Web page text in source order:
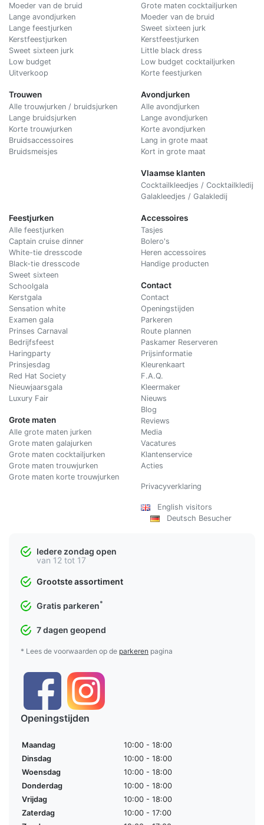
Moeder van de bruid
Lange avondjurken
Lange feestjurken
Kerstfeestjurken
Sweet sixteen jurk
Low budget
Uitverkoop
Trouwen
Alle trouwjurken / bruidsjurken
Lange bruidsjurken
Korte trouwjurken
Bruidsaccessoires
Bruidsmeisjes
Grote maten cocktailjurken
Moeder van de bruid
Sweet sixteen jurk
Kerstfeestjurken
Little black dress
Low budget cocktailjurken
Korte feestjurken
Avondjurken
Alle avondjurken
Lange avondjurken
Korte avondjurken
Lang in grote maat
Kort in grote maat
Vlaamse klanten
Cocktailkleedjes / Cocktailkledij
Galakleedjes / Galakledij
Feestjurken
Alle feestjurken
Captain cruise dinner
White-tie dresscode
Black-tie dresscode
Sweet sixteen
Schoolgala
Kerstgala
Sensation white
Examen gala
Prinses Carnaval
Bedrijfsfeest
Haringparty
Prinsjesdag
Red Hat Society
Nieuwjaarsgala
Luxury Fair
Grote maten
Alle grote maten jurken
Grote maten galajurken
Grote maten cocktailjurken
Grote maten trouwjurken
Grote maten korte trouwjurken
Accessoires
Tasjes
Bolero's
Heren accessoires
Handige producten
Contact
Contact
Openingstijden
Parkeren
Route plannen
Paskamer Reserveren
Prijsinformatie
Kleurenkaart
F.A.Q.
Kleermaker
Nieuws
Blog
Reviews
Media
Vacatures
Klantenservice
Acties
Privacyverklaring
English visitors
Deutsch Besucher
Iedere zondag open
van 12 tot 17
Grootste assortiment
Gratis parkeren*
7 dagen geopend
* Lees de voorwaarden op de parkeren pagina
Openingstijden
Maandag
10:00 - 18:00
Dinsdag
10:00 - 18:00
Woensdag
10:00 - 18:00
Donderdag
10:00 - 18:00
Vrijdag
10:00 - 18:00
Zaterdag
10:00 - 17:00